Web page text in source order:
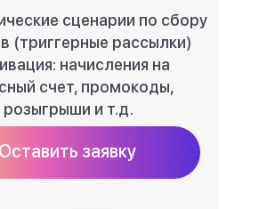
сценарии по сбору
(триггерные рассылки)
начисления на
счет, промокоды,
розыгрыши и т.д.
Оставить заявку